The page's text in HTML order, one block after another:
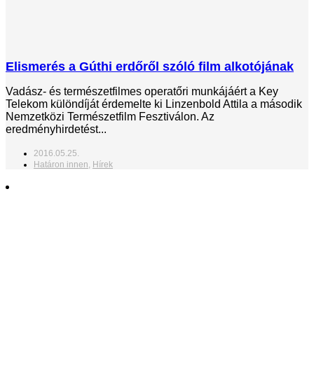
Elismerés a Gúthi erdőről szóló film alkotójának
Vadász- és természetfilmes operatőri munkájáért a Key
Telekom különdíját érdemelte ki Linzenbold Attila a második
Nemzetközi Természetfilm Fesztiválon. Az
eredményhirdetést...
2016.05.25.
Határon innen, Hírek